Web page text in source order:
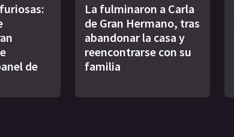
de
La fulminaron a Carla
de Gran Hermano, tras
abandonar la casa y
reencontrarse con su
familia